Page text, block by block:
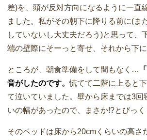
差)を、頭が反対方向になるように一直
ました。私がその朝下に降りる前に(ま
していないし大丈夫だろう)と思って、
端の壁際にそーっと寄せ、それから下に
ところが、朝食準備をして間もなく…
音がしたのです。慌てて二階に上ると
て泣いていました。壁から床までは3回
いの幅があったので、まさか!?とびっく
そのベッドは床から20cmくらいの高さ